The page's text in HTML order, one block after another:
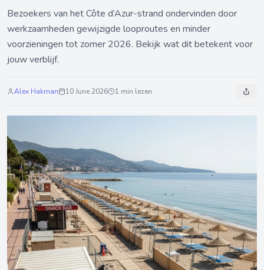
Bezoekers van het Côte d’Azur-strand ondervinden door
werkzaamheden gewijzigde looproutes en minder
voorzieningen tot zomer 2026. Bekijk wat dit betekent voor
jouw verblijf.
Alex Hakman 10 June 2026 1 min lezen